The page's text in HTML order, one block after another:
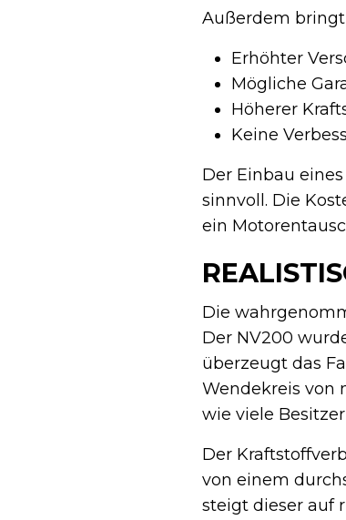
Außerdem
Erhöhter
Mögliche
Höherer
Keine
Der Einbau
sinnvoll. Die
ein
Die
Der NV200
überzeugt das
Wendekreis von
wie viele
Der
von einem
steigt dieser auf